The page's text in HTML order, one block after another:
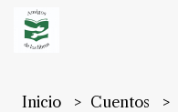
Inicio Cuentos